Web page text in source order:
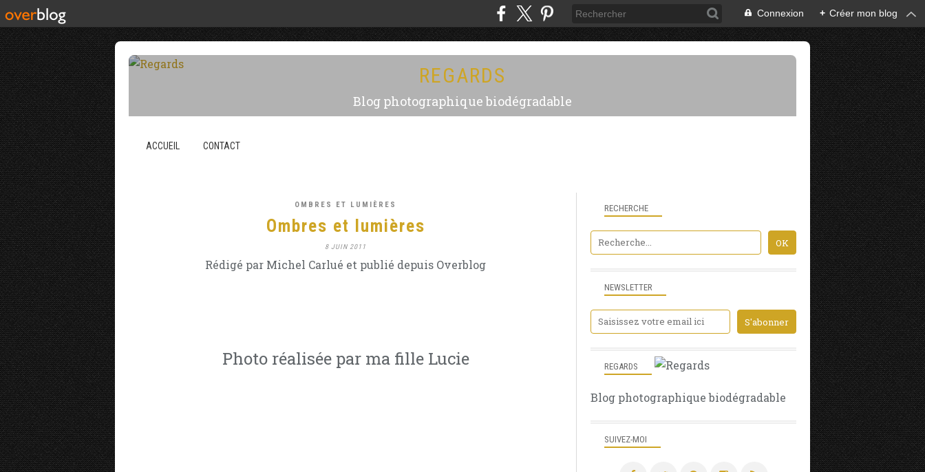
Connexion + Créer mon blog
REGARDS
Blog photographique biodégradable
ACCUEIL CONTACT
OMBRES ET LUMIÈRES
Ombres et lumières
8 JUIN 2011
Rédigé par Michel Carlué et publié depuis Overblog
Photo réalisée par ma fille Lucie
NEWSLETTER
SUIVEZ-MOI
RECHERCHE
REGARDS
Blog photographique biodégradable